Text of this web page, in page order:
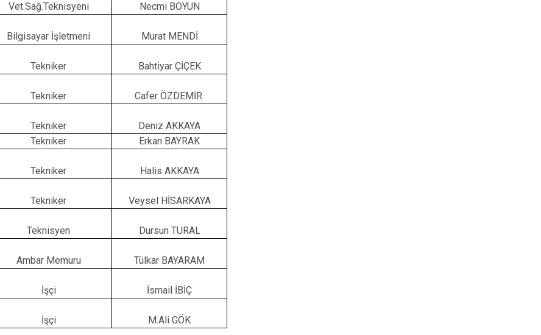
Vet.Sağ.Teknisyeni Necmi BOYUN
Bilgisayar İşletmeni Murat MENDİ
Tekniker Bahtiyar ÇİÇEK
Tekniker Cafer ÖZDEMİR
Tekniker
Deniz AKKAYA
Tekniker Erkan BAYRAK
Tekniker Halis AKKAYA
Tekniker Veysel HİSARKAYA
Teknisyen Dursun TURAL
Ambar Memuru Tülkar BAYARAM
İşçi İsmail İBİÇ
İşçi M.Ali GÖK